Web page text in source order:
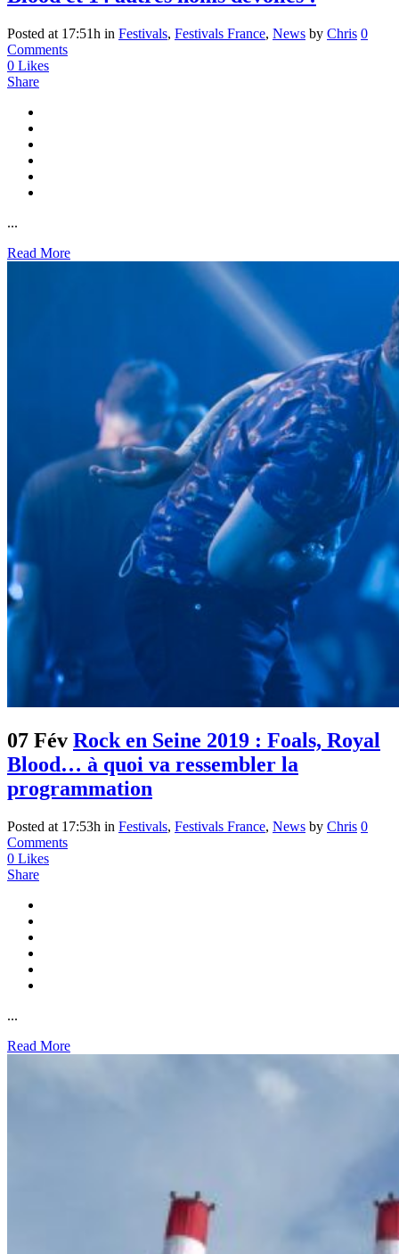
Posted at 17:51h in Festivals, Festivals France, News by Chris 0
Comments
0 Likes
Share
...
Read More
07 Fév Rock en Seine 2019 : Foals, Royal
Blood… à quoi va ressembler la
programmation
Posted at 17:53h in Festivals, Festivals France, News by Chris 0
Comments
0 Likes
Share
...
Read More